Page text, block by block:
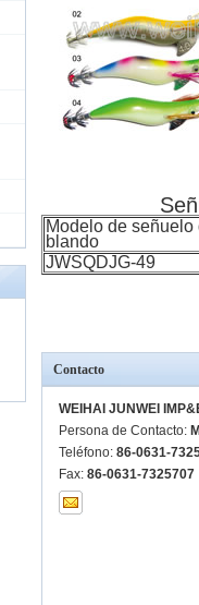
Modelo de señuelo
blando
JWSQDJG-49
Contacto
WEIHAI JUNWEI
Persona de Contacto:
Teléfono: 86-0631-
Fax: 86-0631-7325707